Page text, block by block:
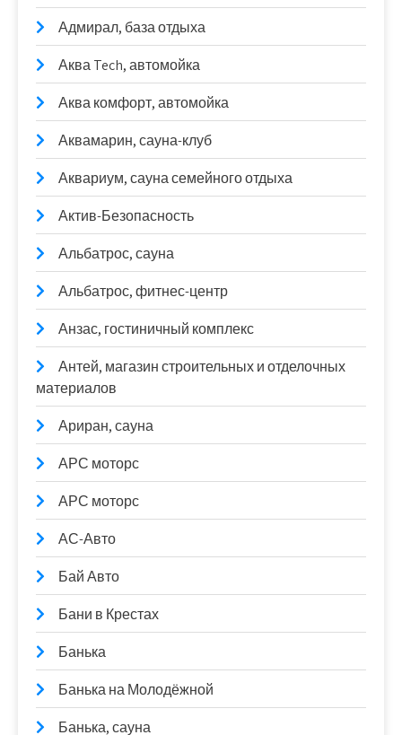
Адмирал, база отдыха
Аква Tech, автомойка
Аква комфорт, автомойка
Аквамарин, сауна-клуб
Аквариум, сауна семейного отдыха
Актив-Безопасность
Альбатрос, сауна
Альбатрос, фитнес-центр
Анзас, гостиничный комплекс
Антей, магазин строительных и отделочных
материалов
Ариран, сауна
АРС моторс
АРС моторс
АС-Авто
Бай Авто
Бани в Крестах
Банька
Банька на Молодёжной
Банька, сауна